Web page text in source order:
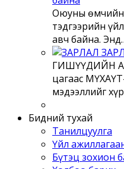
Оюуны өмчийн
тэдгээрийн
авч байна.
ГИШҮҮДИЙН
цагаас
мэдээллийг
Бидний тухай
Танилцуулга
Үйл
Бүтэц зохион